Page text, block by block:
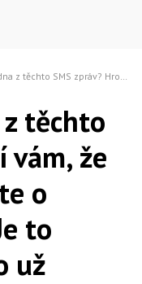
vám, že ještě dnes přijdete o všechny peníze. Je to vážné, stalo se to už spoustě Čechů
těchto
vám, že
o
to
už